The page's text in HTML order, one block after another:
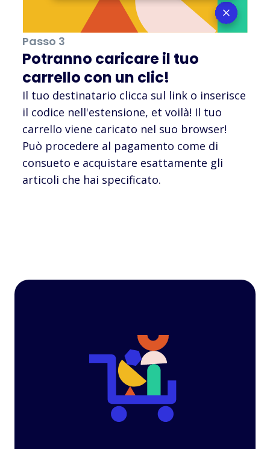
Passo 3
Potranno caricare il tuo
carrello con un clic!
Il tuo destinatario clicca sul link o inserisce
il codice nell'estensione, et voilà! Il tuo
carrello viene caricato nel suo browser!
Può procedere al pagamento come di
consueto e acquistare esattamente gli
articoli che hai specificato.